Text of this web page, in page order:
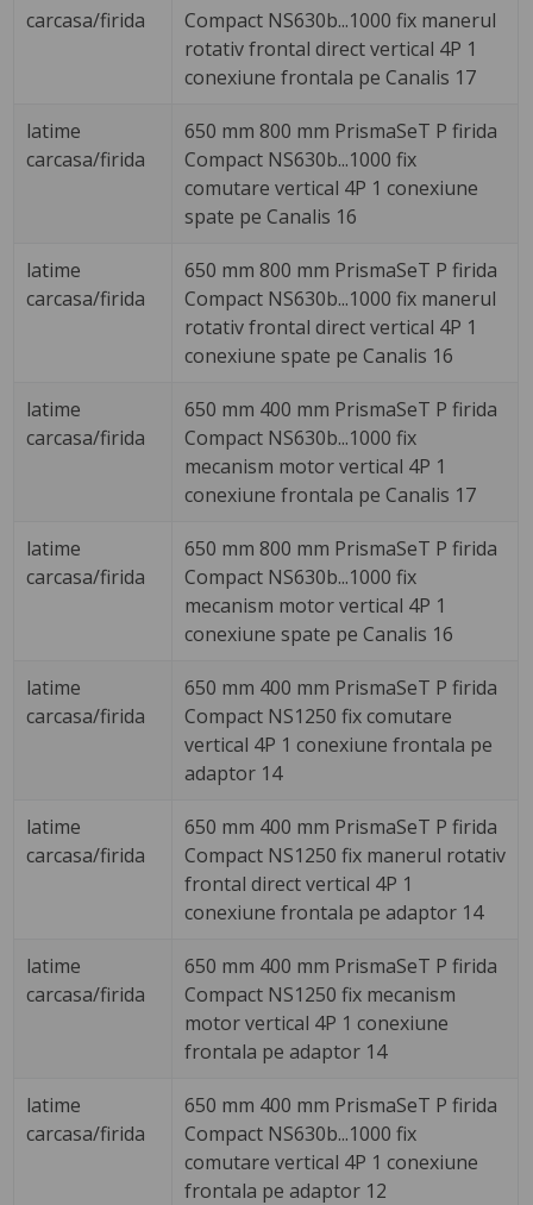
carcasa/firida
Compact NS630b...1000 fix manerul
rotativ frontal direct vertical 4P 1
conexiune frontala pe Canalis 17
latime
carcasa/firida
650 mm 800 mm PrismaSeT P firida
Compact NS630b...1000 fix
comutare vertical 4P 1 conexiune
spate pe Canalis 16
latime
carcasa/firida
650 mm 800 mm PrismaSeT P firida
Compact NS630b...1000 fix manerul
rotativ frontal direct vertical 4P 1
conexiune spate pe Canalis 16
latime
carcasa/firida
650 mm 400 mm PrismaSeT P firida
Compact NS630b...1000 fix
mecanism motor vertical 4P 1
conexiune frontala pe Canalis 17
latime
carcasa/firida
650 mm 800 mm PrismaSeT P firida
Compact NS630b...1000 fix
mecanism motor vertical 4P 1
conexiune spate pe Canalis 16
latime
carcasa/firida
650 mm 400 mm PrismaSeT P firida
Compact NS1250 fix comutare
vertical 4P 1 conexiune frontala pe
adaptor 14
latime
carcasa/firida
650 mm 400 mm PrismaSeT P firida
Compact NS1250 fix manerul rotativ
frontal direct vertical 4P 1
conexiune frontala pe adaptor 14
latime
carcasa/firida
650 mm 400 mm PrismaSeT P firida
Compact NS1250 fix mecanism
motor vertical 4P 1 conexiune
frontala pe adaptor 14
latime
carcasa/firida
650 mm 400 mm PrismaSeT P firida
Compact NS630b...1000 fix
comutare vertical 4P 1 conexiune
frontala pe adaptor 12